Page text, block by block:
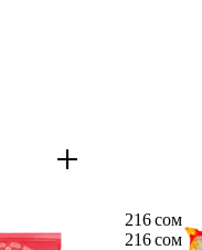
216 сом
216 сом